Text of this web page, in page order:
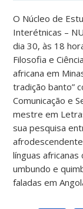
O Núcleo de
Interétnicas –
dia 30, às 18
Filosofia e
africana em
tradição banto”
Comunicação e
mestre em
sua pesquisa
línguas
umbundo e
faladas em